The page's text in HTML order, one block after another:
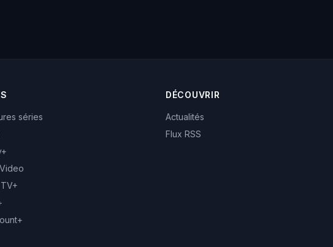
séries
DÉCOUVRIR
Actualités
Flux RSS